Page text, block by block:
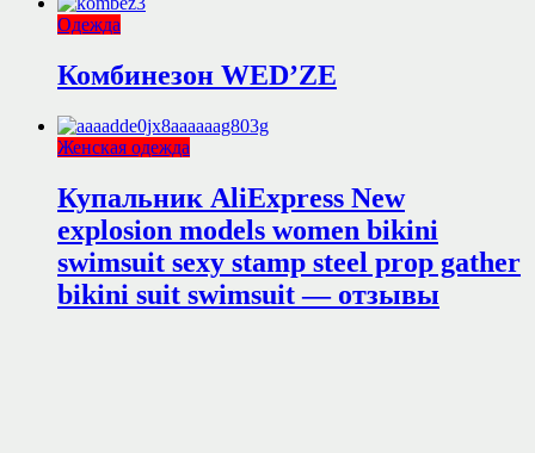
Одежда
Комбинезон WED’ZE
Женская одежда
Купальник AliExpress New
explosion models women bikini
swimsuit sexy stamp steel prop gather
bikini suit swimsuit — отзывы